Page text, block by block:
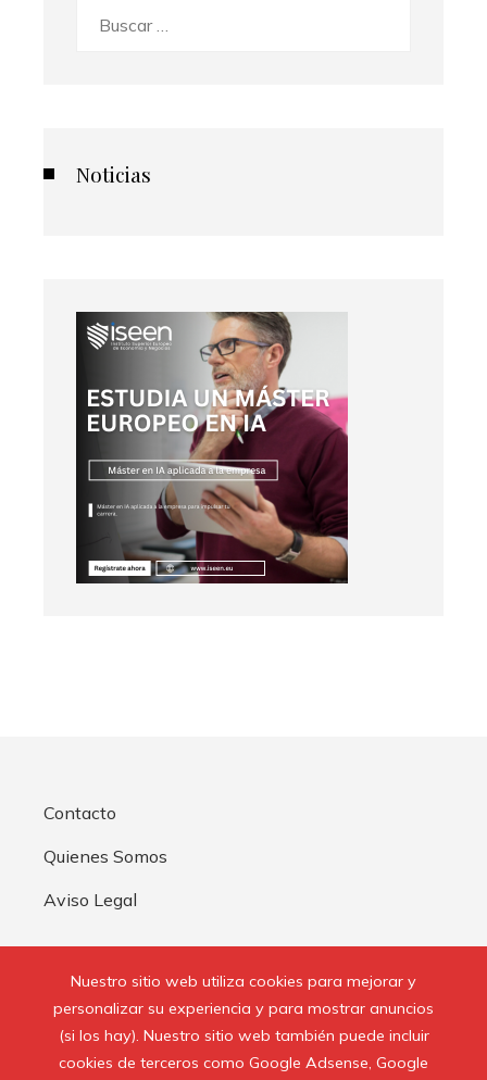
Nuestro sitio web utiliza cookies para mejorar y
personalizar su experiencia y para mostrar anuncios
(si los hay). Nuestro sitio web también puede incluir
cookies de terceros como Google Adsense, Google
Noticias
Contacto
Quienes Somos
Aviso Legal